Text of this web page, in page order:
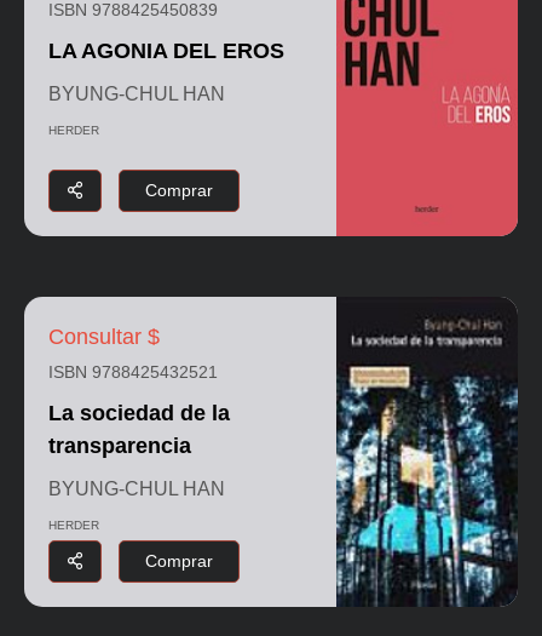
ISBN 9788425450839
LA AGONIA DEL EROS
BYUNG-CHUL HAN
HERDER
Comprar
Consultar $
ISBN 9788425432521
La sociedad de la
transparencia
BYUNG-CHUL HAN
HERDER
Comprar